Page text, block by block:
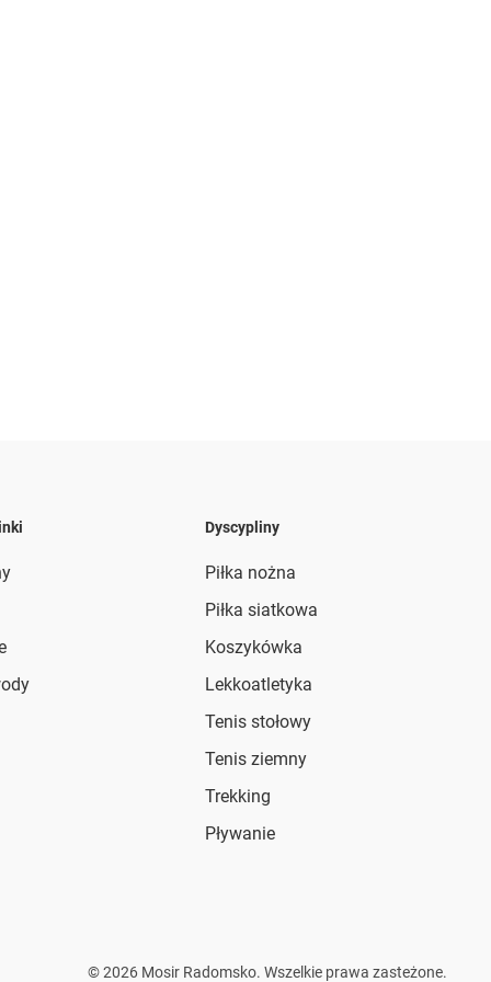
Dyscypliny
Piłka nożna
Piłka siatkowa
Koszykówka
Lekkoatletyka
Tenis stołowy
Tenis ziemny
Trekking
Pływanie
©2026 Mosir Radomsko. Wszelkie prawa zasteżone.